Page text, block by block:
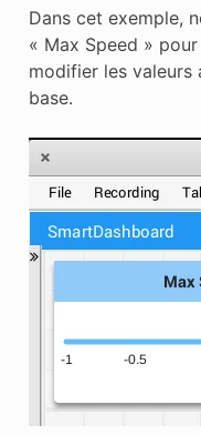
Dans cet exemple,
« Max Speed »
modifier les valeurs
base.